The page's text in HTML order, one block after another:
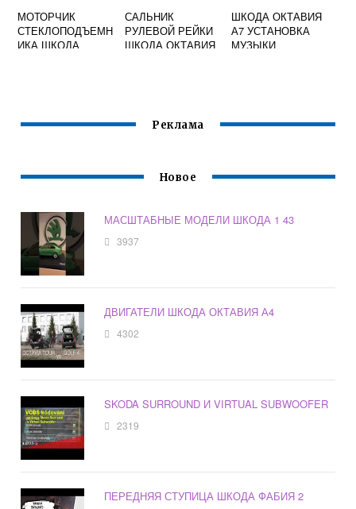
МОТОРЧИК
СТЕКЛОПОДЪЕМН
ИКА ШКОДА
САЛЬНИК
РУЛЕВОЙ РЕЙКИ
ШКОДА ОКТАВИЯ
ШКОДА ОКТАВИЯ
А7 УСТАНОВКА
МУЗЫКИ
Реклама
Новое
МАСШТАБНЫЕ МОДЕЛИ ШКОДА 1 43
3937
ДВИГАТЕЛИ ШКОДА ОКТАВИЯ А4
4302
SKODA SURROUND И VIRTUAL SUBWOOFER
2319
ПЕРЕДНЯЯ СТУПИЦА ШКОДА ФАБИЯ 2